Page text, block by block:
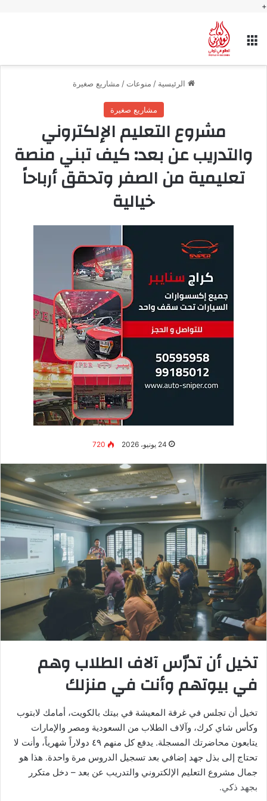
+
القائمة
الرئيسية / منوعات / مشاريع صغيرة
مشاريع صغيرة
مشروع التعليم الإلكتروني
والتدريب عن بعد: كيف تبني منصة
تعليمية من الصفر وتحقق أرباحاً
خيالية
24 يونيو، 2026 720
تخيل أن تدرّس آلاف الطلاب وهم
في بيوتهم وأنت في منزلك
تخيل أن تجلس في غرفة المعيشة في بيتك بالكويت، أمامك لابتوب
وكأس شاي كرك، وآلاف الطلاب من السعودية ومصر والإمارات
يتابعون محاضرتك المسجلة. يدفع كل منهم ٤٩ دولاراً شهرياً، وأنت لا
تحتاج إلى بذل جهد إضافي بعد تسجيل الدروس مرة واحدة. هذا هو
جمال مشروع التعليم الإلكتروني والتدريب عن بعد – دخل متكرر
بجهد ذكي.